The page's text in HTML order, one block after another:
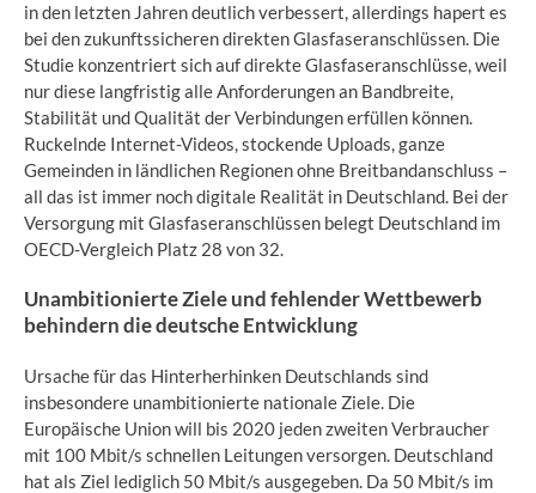
in den letzten Jahren deutlich verbessert, allerdings hapert es
bei den zukunftssicheren direkten Glasfaseranschlüssen. Die
Studie konzentriert sich auf direkte Glasfaseranschlüsse, weil
nur diese langfristig alle Anforderungen an Bandbreite,
Stabilität und Qualität der Verbindungen erfüllen können.
Ruckelnde Internet-Videos, stockende Uploads, ganze
Gemeinden in ländlichen Regionen ohne Breitbandanschluss –
all das ist immer noch digitale Realität in Deutschland. Bei der
Versorgung mit Glasfaseranschlüssen belegt Deutschland im
OECD-Vergleich Platz 28 von 32.
Unambitionierte Ziele und fehlender Wettbewerb
behindern die deutsche Entwicklung
Ursache für das Hinterherhinken Deutschlands sind
insbesondere unambitionierte nationale Ziele. Die
Europäische Union will bis 2020 jeden zweiten Verbraucher
mit 100 Mbit/s schnellen Leitungen versorgen. Deutschland
hat als Ziel lediglich 50 Mbit/s ausgegeben. Da 50 Mbit/s im